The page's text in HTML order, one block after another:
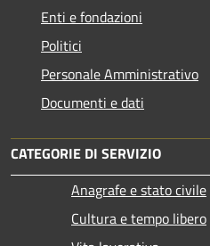
Enti e fondazioni
Politici
Personale Amministrativo
Documenti e dati
CATEGORIE DI SERVIZIO
Anagrafe e stato civile
Cultura e tempo libero